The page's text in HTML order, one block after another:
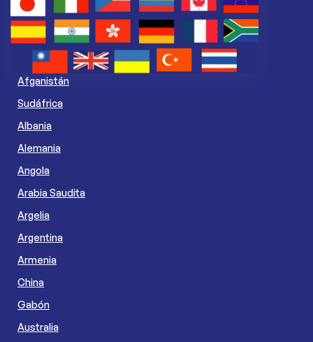
Afganistán
Sudáfrica
Albania
Alemania
Angola
Arabia Saudita
Argelia
Argentina
Armenia
China
Gabón
Australia